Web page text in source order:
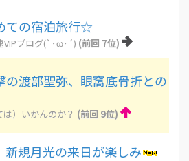
ての宿泊旅行☆
VIPブログ(`･ω･´) (前回 7位)
の渡部聖弥、眼窩底骨折との
）いかんのか？ (前回 9位)
新規月光の来日が楽しみ